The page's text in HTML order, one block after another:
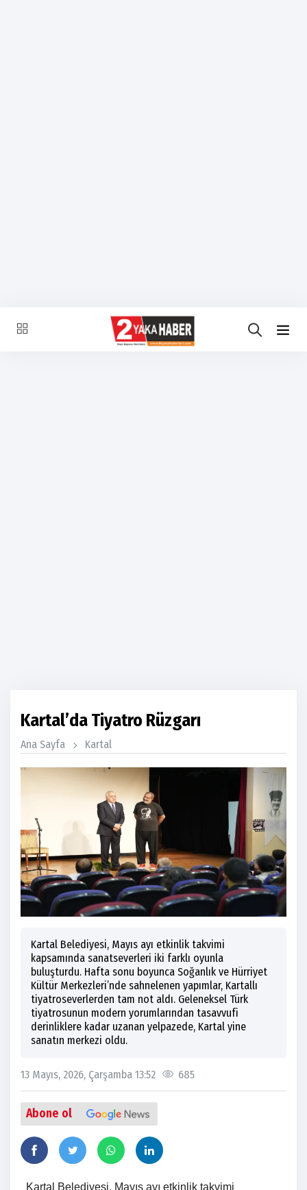
Kartal’da Tiyatro Rüzgarı
Ana Sayfa Kartal
Kartal Belediyesi, Mayıs ayı etkinlik takvimi
kapsamında sanatseverleri iki farklı oyunla
buluşturdu. Hafta sonu boyunca Soğanlık ve Hürriyet
Kültür Merkezleri’nde sahnelenen yapımlar, Kartallı
tiyatroseverlerden tam not aldı. Geleneksel Türk
tiyatrosunun modern yorumlarından tasavvufi
derinliklere kadar uzanan yelpazede, Kartal yine
sanatın merkezi oldu.
13 Mayıs, 2026, Çarşamba 13:52 685
Abone ol
Kartal Belediyesi, Mayıs ayı etkinlik takvimi